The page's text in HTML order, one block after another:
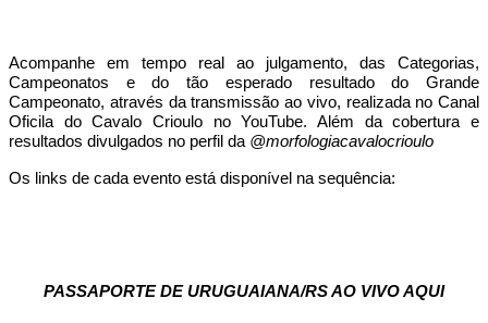
Acompanhe em tempo real ao julgamento, das Categorias,
Campeonatos e do tão esperado resultado do Grande
Campeonato, através da transmissão ao vivo, realizada no Canal
Oficila do Cavalo Crioulo no YouTube. Além da cobertura e
resultados divulgados no perfil da @morfologiacavalocrioulo
Os links de cada evento está disponível na sequência:
PASSAPORTE DE URUGUAIANA/RS AO VIVO AQUI